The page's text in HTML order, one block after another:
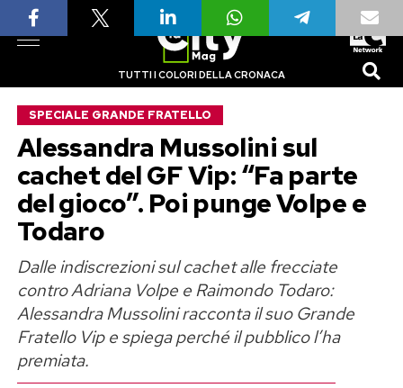
TUTTI I COLORI DELLA CRONACA
SPECIALE GRANDE FRATELLO
Alessandra Mussolini sul
cachet del GF Vip: “Fa parte
del gioco”. Poi punge Volpe e
Todaro
Dalle indiscrezioni sul cachet alle frecciate
contro Adriana Volpe e Raimondo Todaro:
Alessandra Mussolini racconta il suo Grande
Fratello Vip e spiega perché il pubblico l’ha
premiata.